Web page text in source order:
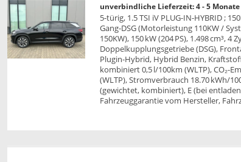
unverbindliche Lieferzeit: 4 - 5 Monate
5-türig, 1.5 TSI iV PLUG-IN-HYBRID ;
Gang-DSG (Motorleistung 110KW /
150KW), 150 kW (204 PS), 1.498 cm³, 4
Doppelkupplungsgetriebe (DSG),
Plugin-Hybrid, Hybrid Benzin,
kombiniert 0,5 l/100km (WLTP), CO₂-
(WLTP), Stromverbrauch 18.70 kWh/
(gewichtet, kombiniert), E (bei
Fahrzeuggarantie vom Hersteller,